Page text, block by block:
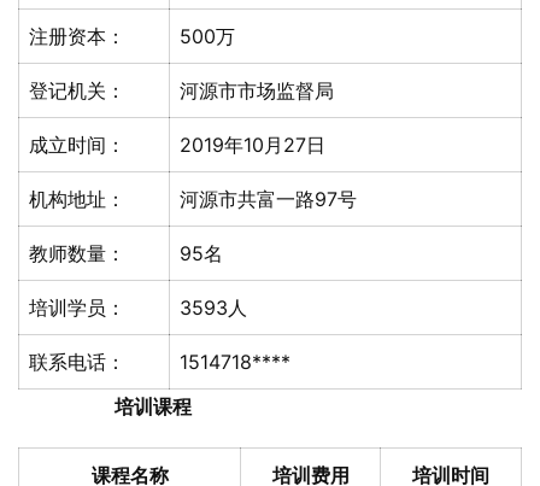
注册资本： 500万
登记机关： 河源市市场监督局
成立时间： 2019年10月27日
机构地址： 河源市共富一路97号
教师数量： 95名
培训学员： 3593人
联系电话：
1514718****
培训课程
课程名称 培训费用 培训时间